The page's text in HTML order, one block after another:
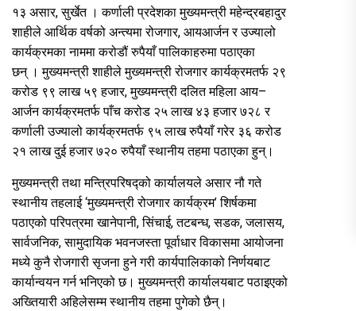
१३ असार, सुर्खेत । कर्णाली प्रदेशका मुख्यमन्त्री महेन्द्रबहादुर
शाहीले आर्थिक वर्षको अन्त्यमा रोजगार, आयआर्जन र उज्यालो
कार्यक्रमका नाममा करोडौं रुपैयाँ पालिकाहरुमा पठाएका
छन् । मुख्यमन्त्री शाहीले मुख्यमन्त्री रोजगार कार्यक्रमतर्फ २९
करोड ९९ लाख ५९ हजार, मुख्यमन्त्री दलित महिला आय–
आर्जन कार्यक्रमतर्फ पाँच करोड २५ लाख ४३ हजार ७२८ र
कर्णाली उज्यालो कार्यक्रमतर्फ ९५ लाख रुपैयाँ गरेर ३६ करोड
२१ लाख दुई हजार ७२० रुपैयाँ स्थानीय तहमा पठाएका हुन्।
मुख्यमन्त्री तथा मन्त्रिपरिषद्को कार्यालयले असार नौ गते
स्थानीय तहलाई ‘मुख्यमन्त्री रोजगार कार्यक्रम’ शिर्षकमा
पठाएको परिपत्रमा खानेपानी, सिंचाई, तटबन्ध, सडक, जलासय,
सार्वजनिक, सामुदायिक भवनजस्ता पूर्वाधार विकासमा आयोजना
मध्ये कुनै रोजगारी सृजना हुने गरी कार्यपालिकाको निर्णयबाट
कार्यान्वयन गर्न भनिएको छ। मुख्यमन्त्री कार्यालयबाट पठाइएको
अख्तियारी अहिलेसम्म स्थानीय तहमा पुगेको छैन्।